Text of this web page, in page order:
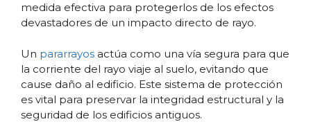
medida efectiva para protegerlos de los efectos
devastadores de un impacto directo de rayo.
Un pararrayos actúa como una vía segura para que
la corriente del rayo viaje al suelo, evitando que
cause daño al edificio. Este sistema de protección
es vital para preservar la integridad estructural y la
seguridad de los edificios antiguos.